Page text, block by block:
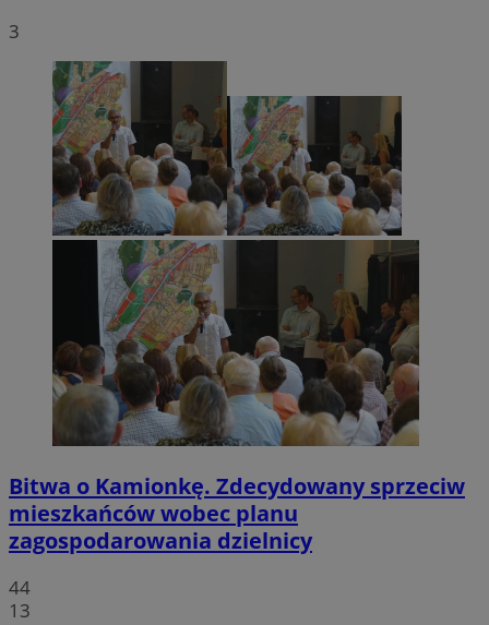
3
Bitwa o Kamionkę. Zdecydowany sprzeciw
mieszkańców wobec planu
zagospodarowania dzielnicy
44
13